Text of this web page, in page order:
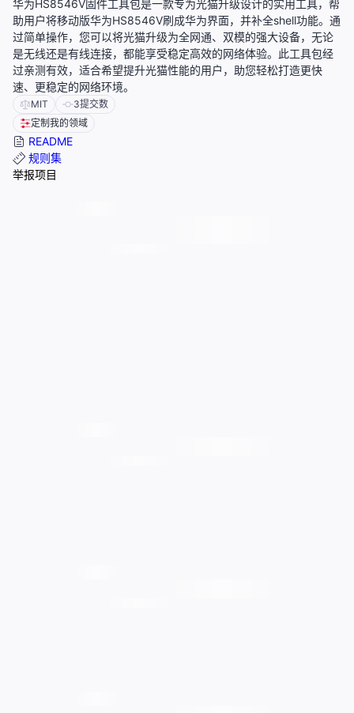
华为HS8546V固件工具包是一款专为光猫升级设计的实用工具，帮
助用户将移动版华为HS8546V刷成华为界面，并补全shell功能。通
过简单操作，您可以将光猫升级为全网通、双模的强大设备，无论
是无线还是有线连接，都能享受稳定高效的网络体验。此工具包经
过亲测有效，适合希望提升光猫性能的用户，助您轻松打造更快
速、更稳定的网络环境。
MIT 3提交数
定制我的领域
README
规则集
举报项目